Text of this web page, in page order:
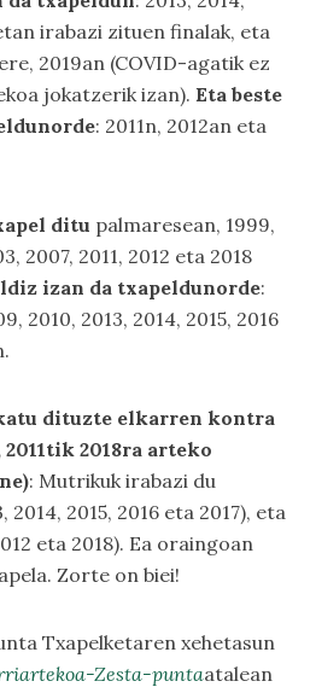
irabazi zituen finalak, eta
2019an (COVID-agatik ez
jokatzerik izan). Eta beste
: 2011n, 2012an eta
ditu palmaresean, 1999,
2007, 2011, 2012 eta 2018
izan da txapeldunorde:
2010, 2013, 2014, 2015, 2016
dituzte elkarren kontra
2018ra arteko
: Mutrikuk irabazi du
2015, 2016 eta 2017), eta
eta 2018). Ea oraingoan
Zorte on biei!
Txapelketaren xehetasun
Zesta-puntaatalean